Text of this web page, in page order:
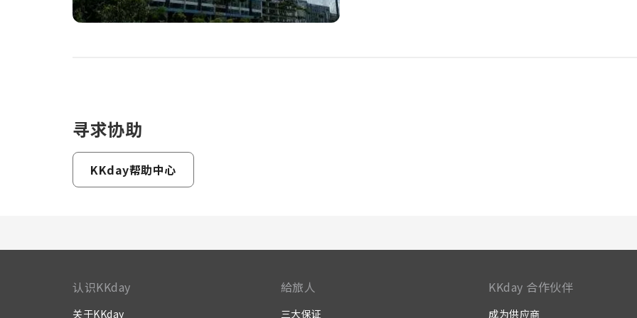
寻求协助
KKday帮助中心
认识KKday
关于KKday
給旅人
三大保证
KKday 合作伙伴
成为供应商